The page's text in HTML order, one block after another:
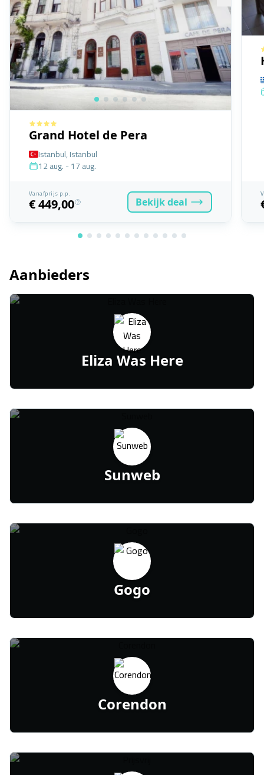
Grand Hotel de Pera
Istanbul, Istanbul
12 aug. - 17 aug.
Vanafprijs p.p.
€ 449,00 Bekijkdeal
Aanbieders
Eliza Was Here
Sunweb
Gogo
Corendon